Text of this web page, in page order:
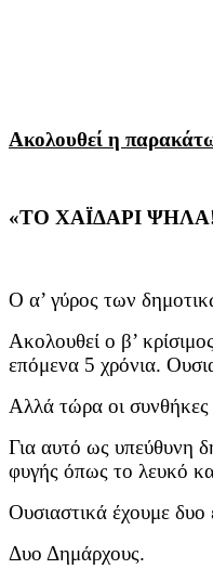
Ακολουθεί η
«ΤΟ ΧΑΪΔΑΡΙ
Ο α’ γύρος των
Ακολουθεί ο β’
επόμενα 5 χρόνια.
Αλλά τώρα οι συνθήκες
Για αυτό ως υπεύθυνη
φυγής όπως το λευκό
Ουσιαστικά έχουμε δυο
Δυο Δημάρχους.